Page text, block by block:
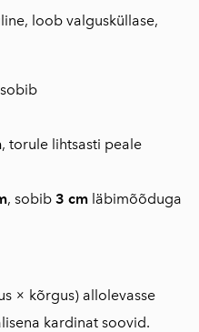
loob valgusküllase,
, torule lihtsasti peale
, sobib 3 cm läbimõõduga
× kõrgus) allolevasse
kardinat soovid.